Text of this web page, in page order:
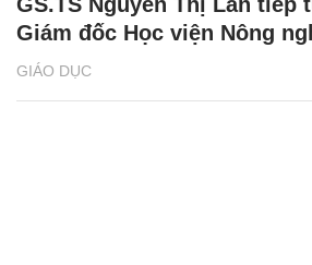
GIÁO DỤC
Giám đốc Học viện Nông